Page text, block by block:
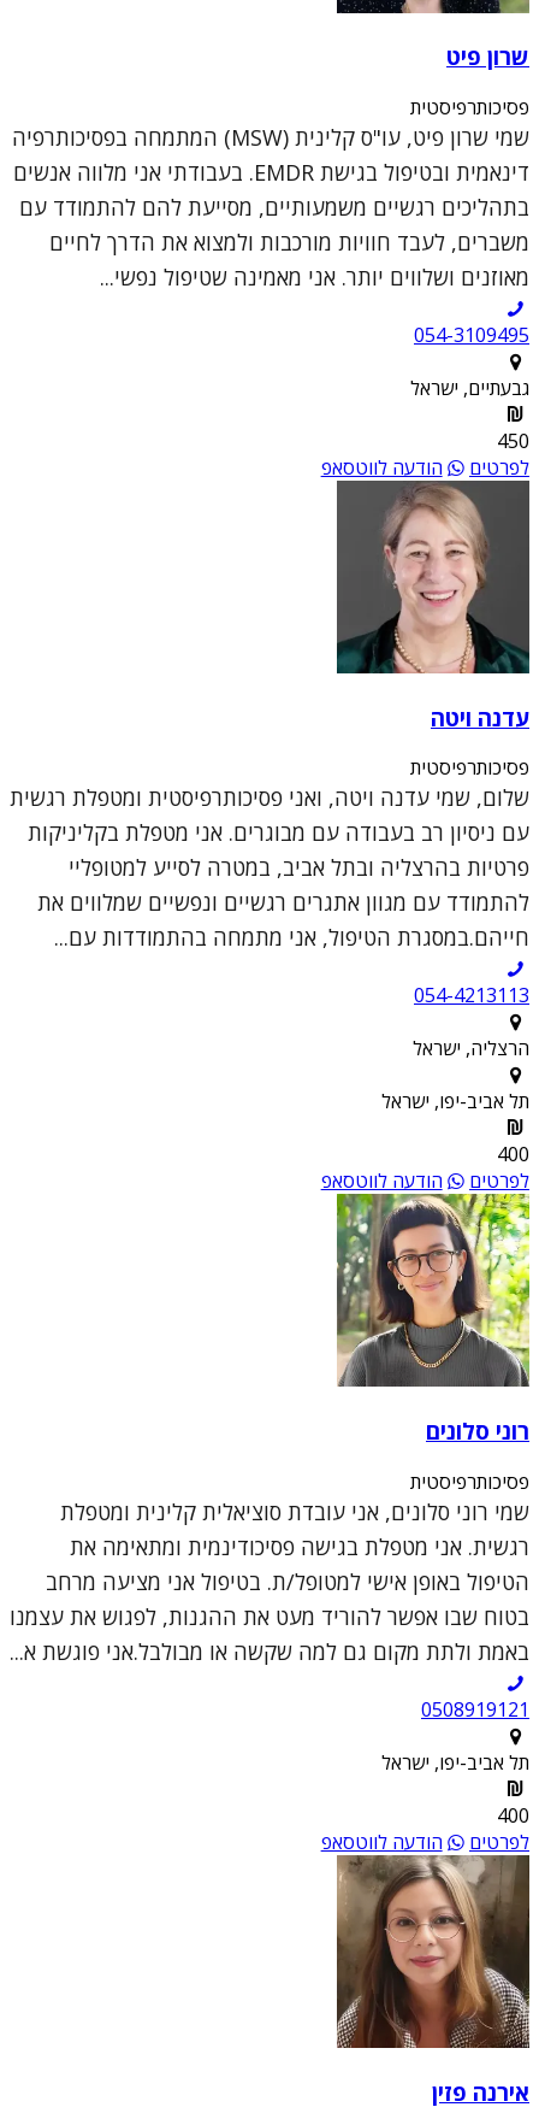
שרון פיט
פסיכותרפיסטית
שמי שרון פיט, עו"ס קלינית (MSW) המתמחה בפסיכותרפיה
דינאמית ובטיפול בגישת EMDR. בעבודתי אני מלווה אנשים
בתהליכים רגשיים משמעותיים, מסייעת להם להתמודד עם
משברים, לעבד חוויות מורכבות ולמצוא את הדרך לחיים
מאוזנים ושלווים יותר. אני מאמינה שטיפול נפשי...
054-3109495
גבעתיים, ישראל
450
לפרטים
הודעה לווטסאפ
עדנה ויטה
פסיכותרפיסטית
שלום, שמי עדנה ויטה, ואני פסיכותרפיסטית ומטפלת רגשית
עם ניסיון רב בעבודה עם מבוגרים. אני מטפלת בקליניקות
פרטיות בהרצליה ובתל אביב, במטרה לסייע למטופליי
להתמודד עם מגוון אתגרים רגשיים ונפשיים שמלווים את
חייהם.במסגרת הטיפול, אני מתמחה בהתמודדות עם...
054-4213113
הרצליה, ישראל
תל אביב-יפו, ישראל
400
לפרטים
הודעה לווטסאפ
רוני סלונים
פסיכותרפיסטית
שמי רוני סלונים, אני עובדת סוציאלית קלינית ומטפלת
רגשית. אני מטפלת בגישה פסיכודינמית ומתאימה את
הטיפול באופן אישי למטופל/ת. בטיפול אני מציעה מרחב
בטוח שבו אפשר להוריד מעט את ההגנות, לפגוש את עצמנו
באמת ולתת מקום גם למה שקשה או מבולבל.אני פוגשת א...
0508919121
תל אביב-יפו, ישראל
400
לפרטים
הודעה לווטסאפ
אירנה פזין